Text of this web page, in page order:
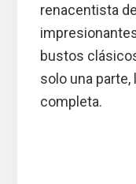
renacentista
bustos
solo una
completa.